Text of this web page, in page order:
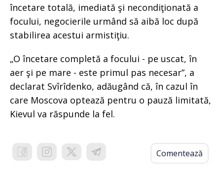
încetare totală, imediată şi necondiţionată a
focului, negocierile urmând să aibă loc după
stabilirea acestui armistiţiu.
„O încetare completă a focului - pe uscat, în
aer şi pe mare - este primul pas necesar”, a
declarat Svîrîdenko, adăugând că, în cazul în
care Moscova optează pentru o pauză limitată,
Kievul va răspunde la fel.
Comentează